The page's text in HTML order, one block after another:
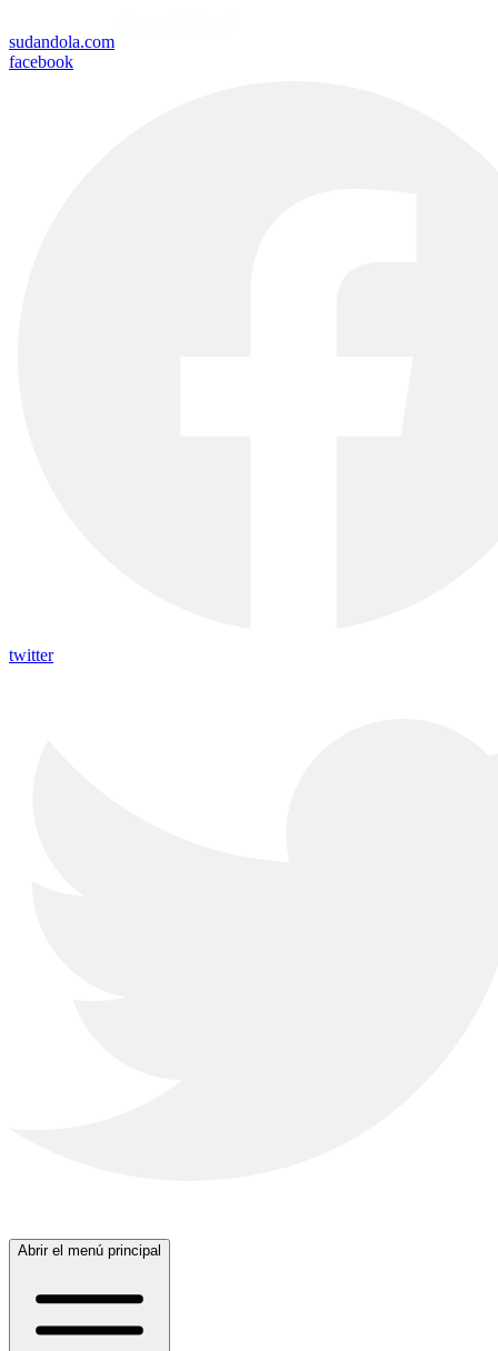
sudandola.com
facebook
twitter
Abrir el menú principal